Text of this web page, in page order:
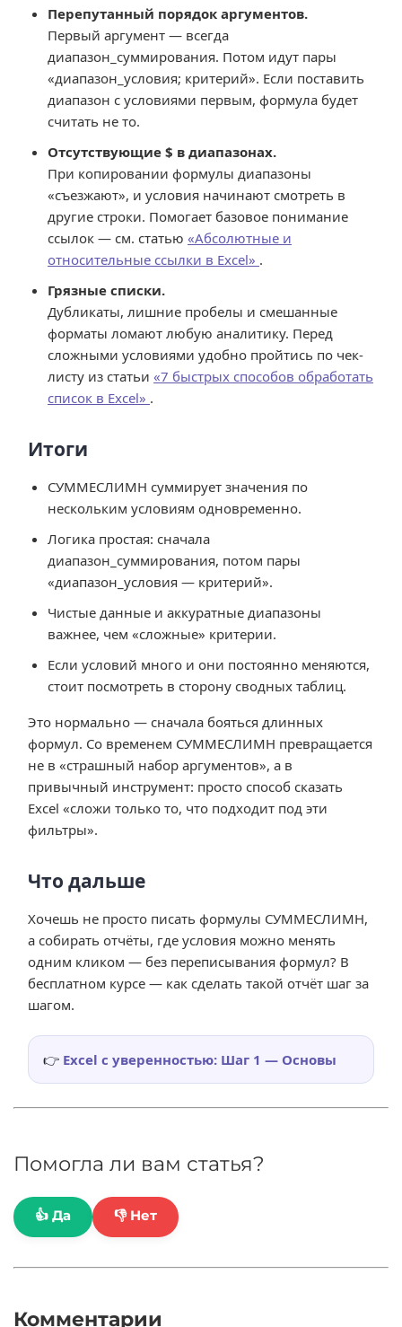
Перепутанный порядок аргументов.
Первый аргумент — всегда
диапазон_суммирования. Потом идут пары
«диапазон_условия; критерий». Если поставить
диапазон с условиями первым, формула будет
считать не то.
Отсутствующие $ в диапазонах.
При копировании формулы диапазоны
«съезжают», и условия начинают смотреть в
другие строки. Помогает базовое понимание
ссылок — см. статью «Абсолютные и
относительные ссылки в Excel» .
Грязные списки.
Дубликаты, лишние пробелы и смешанные
форматы ломают любую аналитику. Перед
сложными условиями удобно пройтись по чек-
листу из статьи «7 быстрых способов обработать
список в Excel» .
Итоги
СУММЕСЛИМН суммирует значения по
нескольким условиям одновременно.
Логика простая: сначала
диапазон_суммирования, потом пары
«диапазон_условия — критерий».
Чистые данные и аккуратные диапазоны
важнее, чем «сложные» критерии.
Если условий много и они постоянно меняются,
стоит посмотреть в сторону сводных таблиц.
Это нормально — сначала бояться длинных
формул. Со временем СУММЕСЛИМН превращается
не в «страшный набор аргументов», а в
привычный инструмент: просто способ сказать
Excel «сложи только то, что подходит под эти
фильтры».
Что дальше
Хочешь не просто писать формулы СУММЕСЛИМН,
а собирать отчёты, где условия можно менять
одним кликом — без переписывания формул? В
бесплатном курсе — как сделать такой отчёт шаг за
шагом.
👉 Excel с уверенностью: Шаг 1 — Основы
Помогла ли вам статья?
👍 Да 👎 Нет
Комментарии